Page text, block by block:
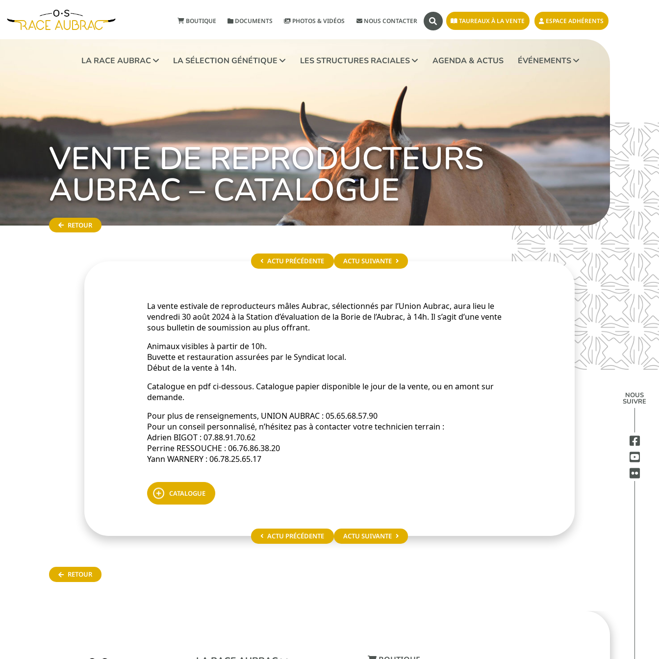
BOUTIQUE DOCUMENTS PHOTOS & VIDÉOS NOUS CONTACTER TAUREAUX À LA VENTE ESPACE ADHÉRENTS
LA RACE AUBRAC LA SÉLECTION GÉNÉTIQUE LES STRUCTURES RACIALES AGENDA & ACTUS ÉVÉNEMENTS
NOUS
SUIVRE
VENTE DE REPRODUCTEURS
AUBRAC – CATALOGUE
RETOUR
ACTU PRÉCÉDENTE ACTU SUIVANTE
La vente estivale de reproducteurs mâles Aubrac, sélectionnés par l’Union Aubrac, aura lieu le
vendredi 30 août 2024 à la Station d’évaluation de la Borie de l’Aubrac, à 14h. Il s’agit d’une vente
sous bulletin de soumission au plus offrant.
Animaux visibles à partir de 10h.
Buvette et restauration assurées par le Syndicat local.
Début de la vente à 14h.
Catalogue en pdf ci-dessous. Catalogue papier disponible le jour de la vente, ou en amont sur
demande.
Pour plus de renseignements, UNION AUBRAC : 05.65.68.57.90
Pour un conseil personnalisé, n’hésitez pas à contacter votre technicien terrain :
Adrien BIGOT : 07.88.91.70.62
Perrine RESSOUCHE : 06.76.86.38.20
Yann WARNERY : 06.78.25.65.17
CATALOGUE
ACTU PRÉCÉDENTE ACTU SUIVANTE
RETOUR